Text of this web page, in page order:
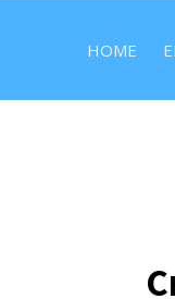
HOME